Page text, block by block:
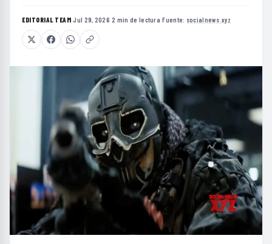
EDITORIAL TEAM·Jul 29, 2026·2 min de lectura·Fuente: socialnews.xyz